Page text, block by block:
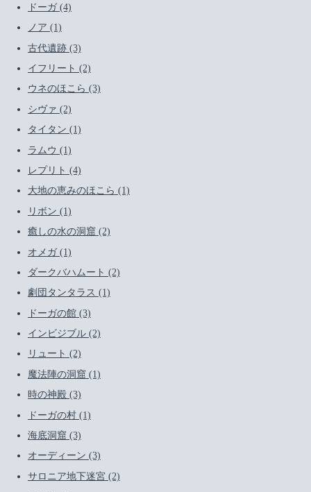
ドーガ (4)
ノア (1)
古代遺跡 (3)
イフリート (2)
ウネのほこら (3)
シヴァ (2)
タイタン (1)
ラムウ (1)
レプリト (4)
大地の恵みのほこら (1)
リボン (1)
癒しの水の洞窟 (2)
オメガ (1)
ダークバハムート (2)
劇団タンタラス (1)
ドーガの館 (3)
インビジブル (2)
リュート (2)
魔法陣の洞窟 (1)
時の神殿 (3)
ドーガの村 (1)
海底洞窟 (3)
オーディーン (3)
サロニア地下迷宮 (2)